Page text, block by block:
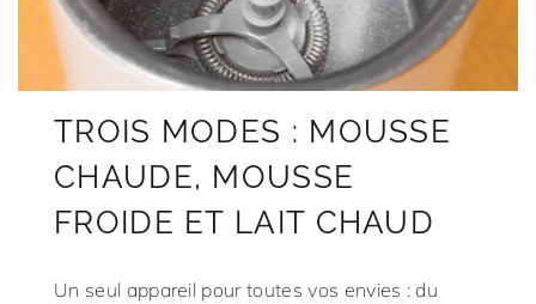
TROIS MODES : MOUSSE
CHAUDE, MOUSSE
FROIDE ET LAIT CHAUD
Un seul appareil pour toutes vos envies : du